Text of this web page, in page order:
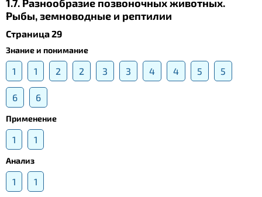
1.7. Разнообразие позвоночных животных.
Рыбы, земноводные и рептилии
Страница 29
Знание и понимание
1 1 2 2 3 3 4 4 5 5
6 6
Применение
1 1
Анализ
1 1